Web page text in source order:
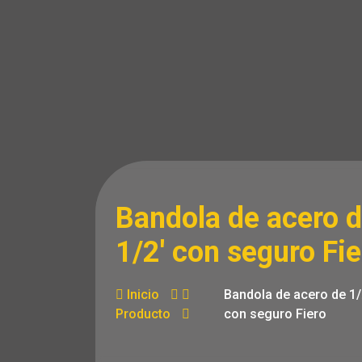
Bandola de acero
1/2′ con seguro
Inicio
Producto
Bandola de acero de 1/
con seguro Fiero